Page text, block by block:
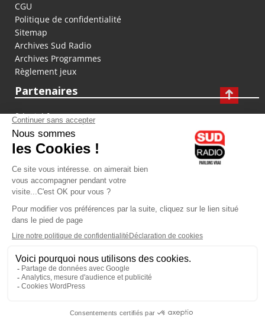
CGU
Politique de confidentialité
Sitemap
Archives Sud Radio
Archives Programmes
Règlement jeux
Partenaires
fiducial.fr
lyoncapitale.fr
olympique-et-lyonnais.com
L'application Iphone / Android
Téléchargez l'application
Les cookies
Gestion des cookies
Crédit photos : ©Sud Radio / Pierre Olivier